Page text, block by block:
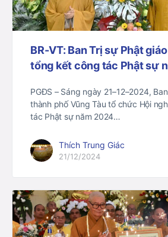
BR-VT: Ban Trị sự Phật
tổng kết công tác Phật sự
PGĐS – Sáng ngày 21–12–2024,
thành phố Vũng Tàu tổ chức Hội
tác Phật sự năm 2024…
Thích Trung Giác
21/12/2024